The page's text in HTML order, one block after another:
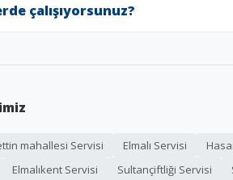
çalışıyorsunuz?
mahallesi Servisi Elmalı Servisi
Elmalıkent Servisi Sultançiftliği Servisi